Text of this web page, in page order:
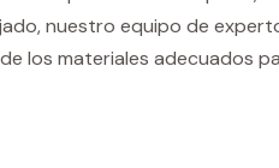
nuestro equipo de
de los materiales adecuados